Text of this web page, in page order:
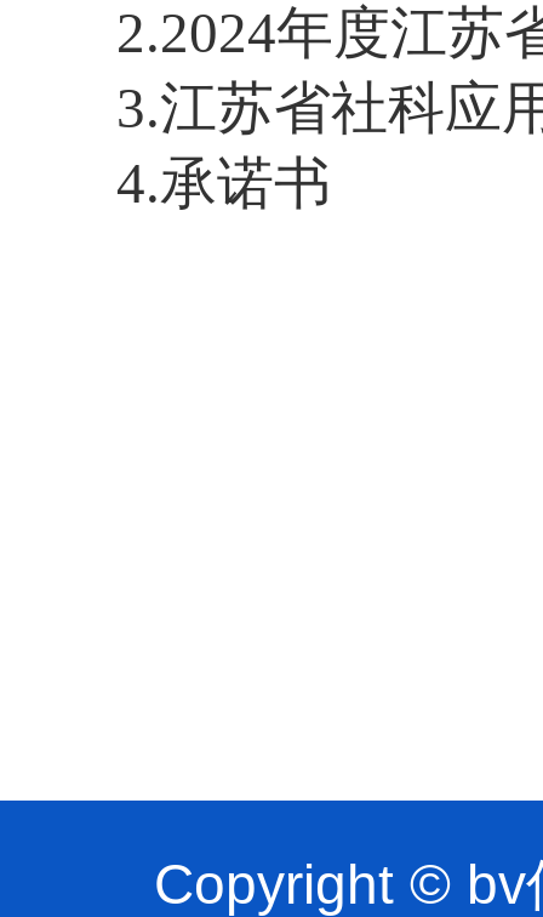
2.2024年度江苏
3.江苏省社科应
4.承诺书
Copyright ©️ bv